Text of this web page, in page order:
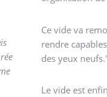
Ce vide va
rendre
des yeux
Le vide est